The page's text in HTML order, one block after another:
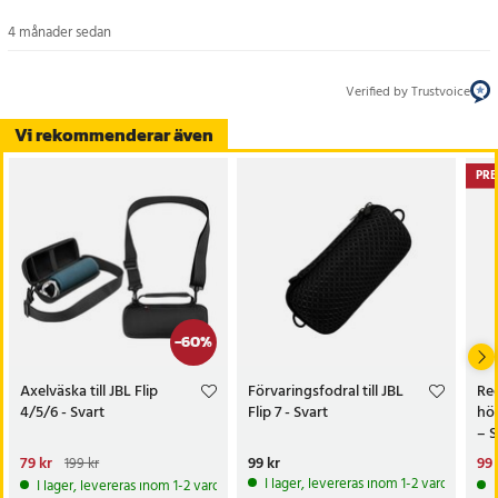
- Skydd: Stöttålig, vattentålig, dammtålig och reptålig
Artikelnummer:123497
Vi rekommenderar även
-60%
Axelväska till JBL Flip
4/5/6 - Svart
Nuvarande pris
79 krTidigare pris:199 kr
79 kr 199 kr
I lager, levereras inom 1-2 vardagar
Förvaringsfodral till JBL
Flip 7 - Svart
Pris:
99 kr
I lager, levereras inom 1-2 vardagar
–
99
99
4 månader sedan
Verified by Trustvoice